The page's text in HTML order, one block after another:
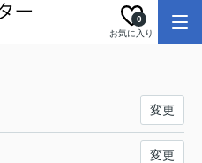
お気に入り
0
変更
変更